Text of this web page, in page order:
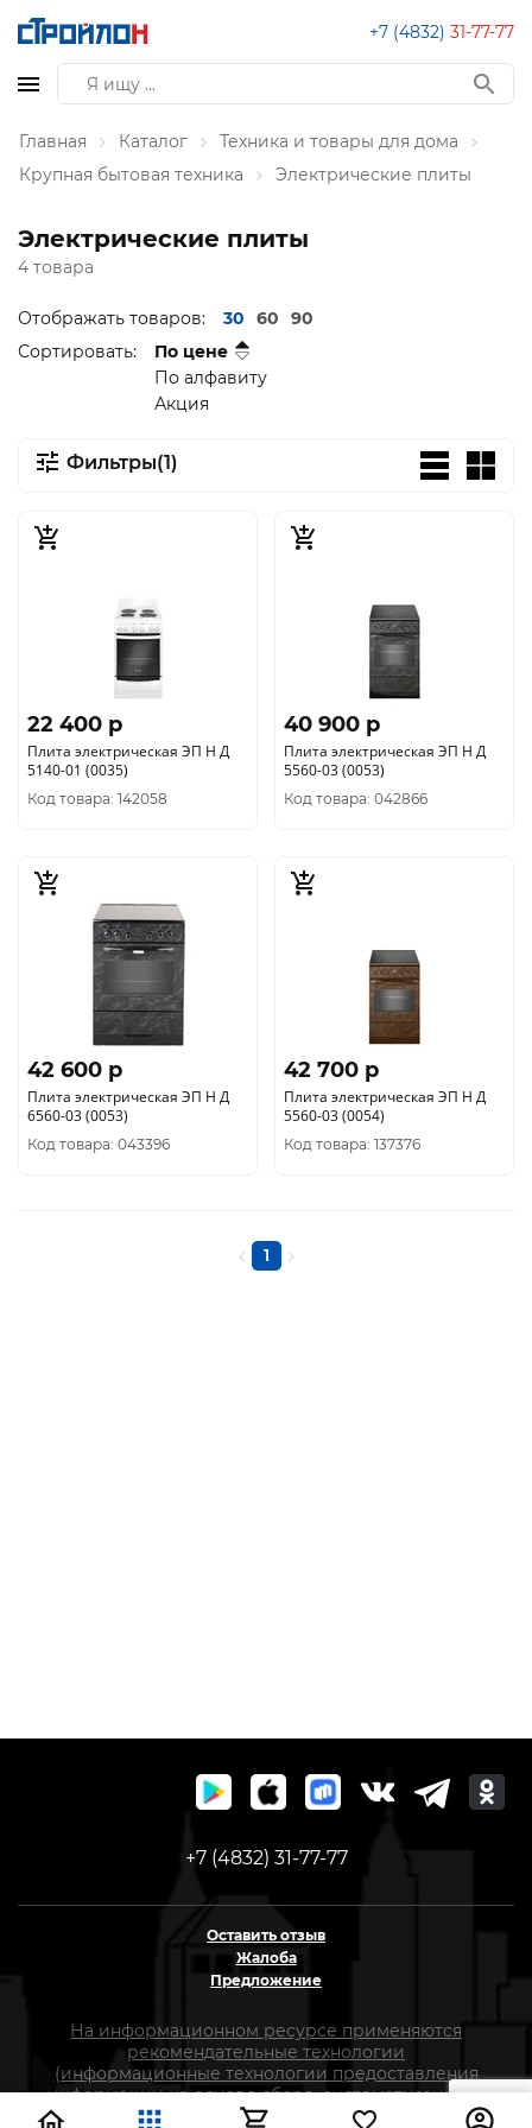
+7 (4832) 31-77-77
Главная Каталог
Техника и товары для дома
Крупная бытовая техника
Электрические плиты
Электрические плиты
4 товара
Отображать товаров: 30 60
90
Сортировать:
По цене
По алфавиту
Акция
Фильтры(1)
22 400 p
Плита электрическая ЭП Н Д
5140-01 (0035)
Код товара: 142058
40 900 p
Плита электрическая ЭП Н Д
5560-03 (0053)
Код товара: 042866
42 600 p
Плита электрическая ЭП Н Д
6560-03 (0053)
Код товара: 043396
42 700 p
Плита электрическая ЭП Н Д
5560-03 (0054)
Код товара: 137376
1
+7 (4832) 31-77-77
Оставить отзыв
Жалоба
Предложение
На информационном ресурсе применяются
рекомендательные технологии
(информационные технологии предоставления
информации на основе сбора, систематизации и
анализа сведений, относящихся к